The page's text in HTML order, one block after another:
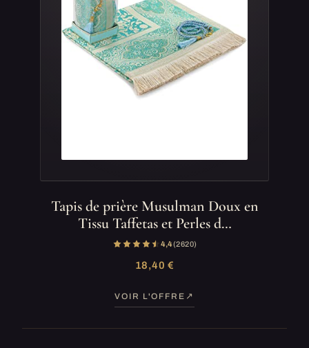
Tapis de prière Musulman Doux en
Tissu Taffetas et Perles d…
4,4(2 620)
18,40 €
VOIR L'OFFRE